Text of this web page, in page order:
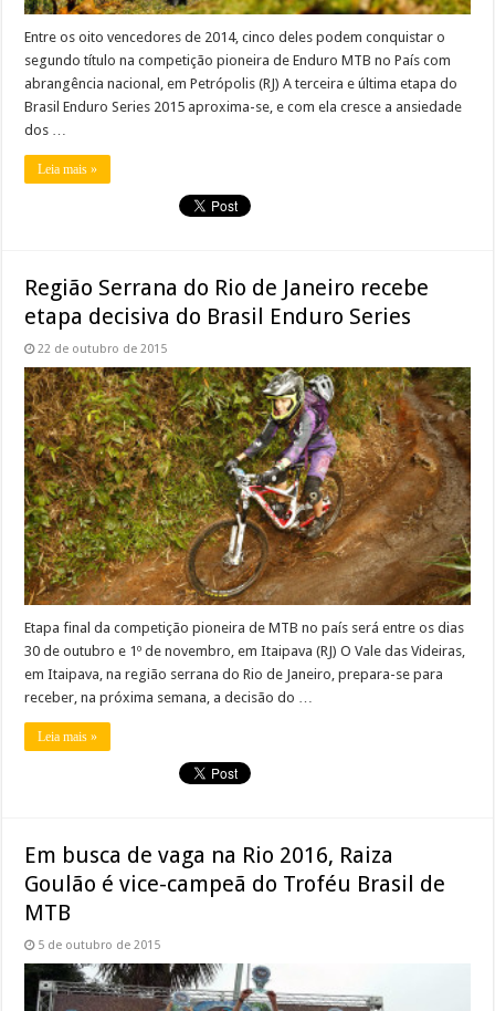
Entre os oito vencedores de 2014, cinco deles podem conquistar o
segundo título na competição pioneira de Enduro MTB no País com
abrangência nacional, em Petrópolis (RJ) A terceira e última etapa do
Brasil Enduro Series 2015 aproxima-se, e com ela cresce a ansiedade
dos …
Leia mais »
Região Serrana do Rio de Janeiro recebe
etapa decisiva do Brasil Enduro Series
22 de outubro de 2015
Etapa final da competição pioneira de MTB no país será entre os dias
30 de outubro e 1º de novembro, em Itaipava (RJ) O Vale das Videiras,
em Itaipava, na região serrana do Rio de Janeiro, prepara-se para
receber, na próxima semana, a decisão do …
Leia mais »
Em busca de vaga na Rio 2016, Raiza
Goulão é vice-campeã do Troféu Brasil de
MTB
5 de outubro de 2015